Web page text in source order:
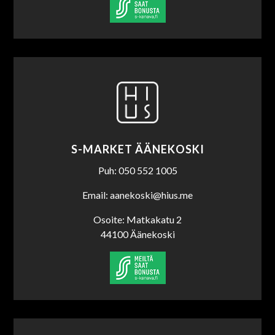
S-MARKET ÄÄNEKOSKI
Puh: 050 552 1005
Email: aanekoski@hius.me
Osoite: Matkakatu 2
44100 Äänekoski